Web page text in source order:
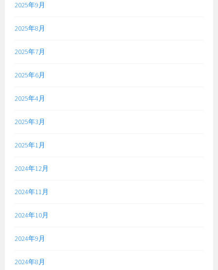
2025年9月
2025年8月
2025年7月
2025年6月
2025年4月
2025年3月
2025年1月
2024年12月
2024年11月
2024年10月
2024年9月
2024年8月